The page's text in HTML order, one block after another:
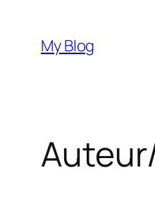
contenu
My Blog